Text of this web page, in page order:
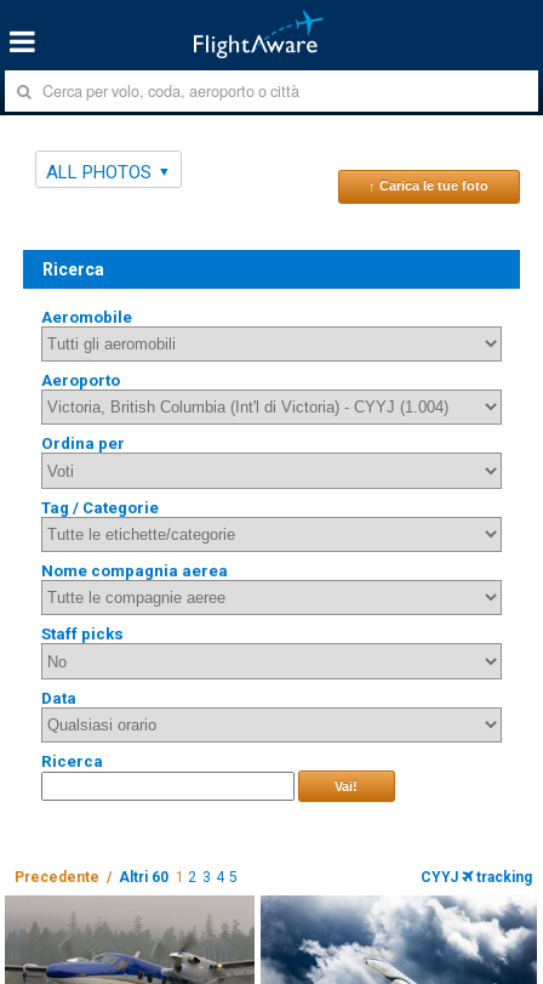
ALL PHOTOS
↑ Carica le tue foto
Ricerca
Aeromobile
Aeroporto
Ordina per
Tag / Categorie
Nome compagnia aerea
Staff picks
Data
Ricerca
Vai!
Precedente / Altri 60 1 2 3 4 5 CYYJ tracking